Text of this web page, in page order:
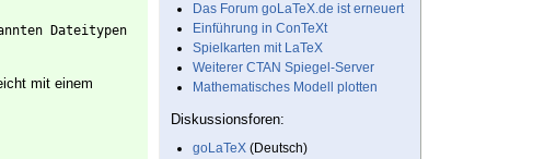
Dateitypen
mit einem
Das Forum goLaTeX.de ist erneuert
Einführung in ConTeXt
Spielkarten mit LaTeX
Weiterer CTAN Spiegel-Server
Mathematisches Modell plotten
Diskussionsforen:
goLaTeX (Deutsch)